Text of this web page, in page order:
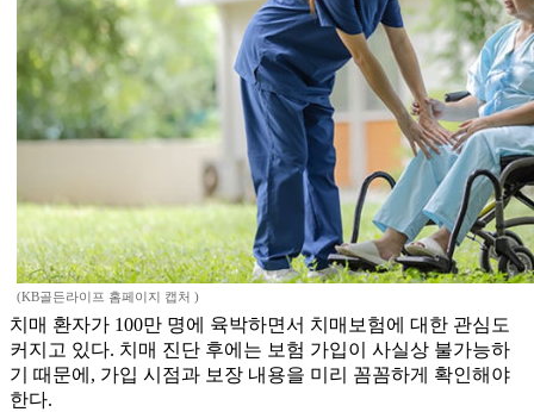
(KB골든라이프 홈페이지 캡처 )
치매 환자가 100만 명에 육박하면서 치매보험에 대한 관심도
커지고 있다. 치매 진단 후에는 보험 가입이 사실상 불가능하
기 때문에, 가입 시점과 보장 내용을 미리 꼼꼼하게 확인해야
한다.